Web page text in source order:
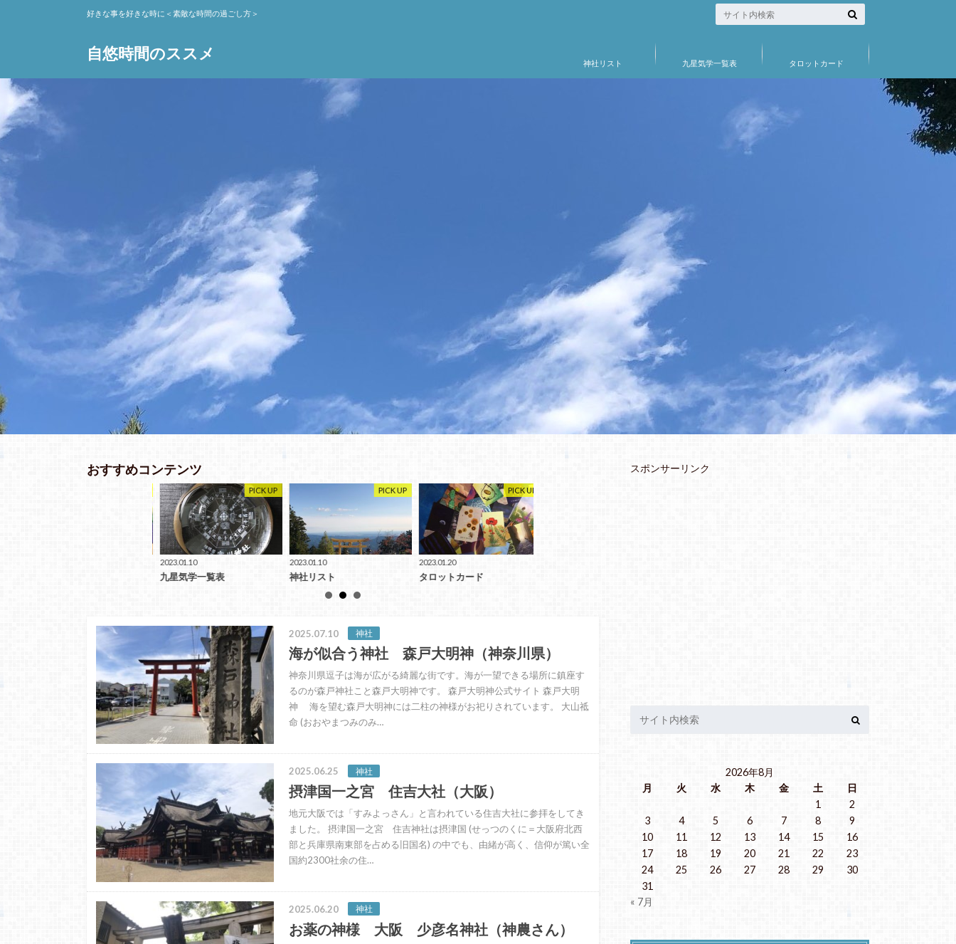
自悠時間のススメ
好きな事を好きな時に＜素敵な時間の過ごし方＞
神社リスト 九星気学一覧表 タロットカード
おすすめコンテンツ
PICK UP
2023.01.10
九星気学一覧表
PICK UP
2023.01.10
神社リスト
PICK UP
2023.01.20
タロットカード
2025.07.10 神社
海が似合う神社 森戸大明神（神奈川県）
神奈川県逗子は海が広がる綺麗な街です。海が一望できる場所に鎮座す
るのが森戸神社こと森戸大明神です。 森戸大明神公式サイト 森戸大明
神 海を望む森戸大明神には二柱の神様がお祀りされています。 大山祗
命 (おおやまつみのみ…
2025.06.25 神社
摂津国一之宮 住吉大社（大阪）
地元大阪では「すみよっさん」と言われている住吉大社に参拝をしてき
ました。 摂津国一之宮 住吉神社は摂津国 (せっつのくに＝大阪府北西
部と兵庫県南東部を占める旧国名) の中でも、由緒が高く、信仰が篤い全
国約2300社余の住…
2025.06.20 神社
お薬の神様 大阪 少彦名神社（神農さん）
スポンサーリンク
2026年8月
月
火 水 木 金 土
日
1
2
3
4 5 6 7 8
9
10
11 12 13 14 15
16
17
18 19 20 21 22
23
24
25 26 27 28 29
30
31
« 7月